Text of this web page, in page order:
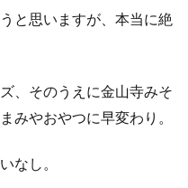
と思いますが、本当に絶
、そのうえに金山寺みそ
みやおやつに早変わり。
なし。